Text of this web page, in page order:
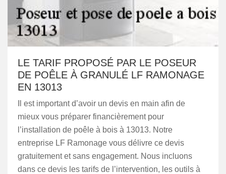
LE TARIF PROPOSÉ PAR LE POSEUR
DE POÊLE À GRANULÉ LF RAMONAGE
EN 13013
Il est important d’avoir un devis en main afin de
mieux vous préparer financièrement pour
l’installation de poêle à bois à 13013. Notre
entreprise LF Ramonage vous délivre ce devis
gratuitement et sans engagement. Nous incluons
dans ce devis les tarifs de l’intervention, les outils à